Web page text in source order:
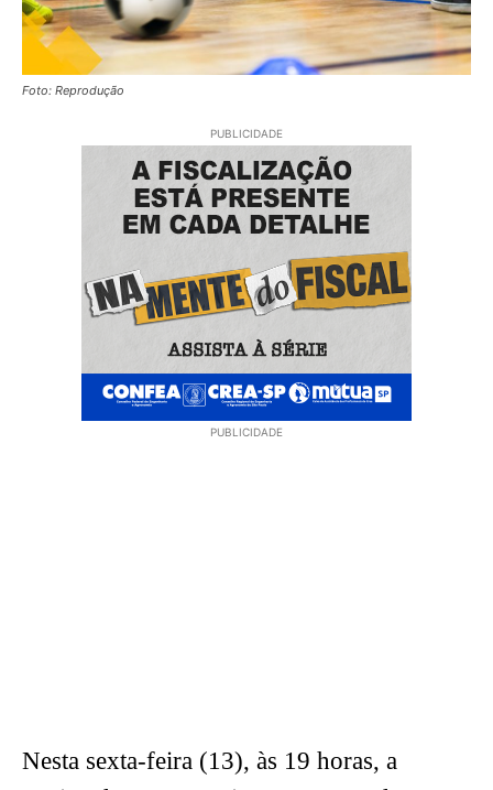
Foto: Reprodução
PUBLICIDADE
PUBLICIDADE
Nesta sexta-feira (13), às 19 horas, a